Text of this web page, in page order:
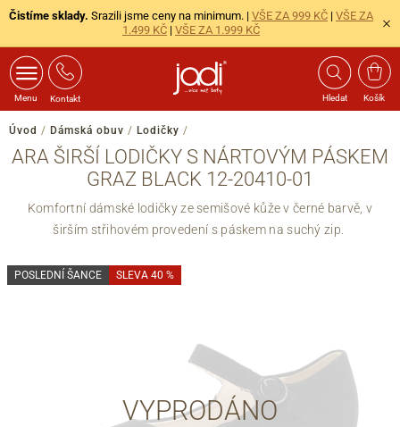
Čistíme sklady. Srazili jsme ceny na minimum. | VŠE ZA 999 KČ | VŠE ZA
1.499 KČ | VŠE ZA 1.999 KČ
Menu Kontakt Hledat Košík
Úvod / Dámská obuv / Lodičky /
ARA ŠIRŠÍ LODIČKY S NÁRTOVÝM PÁSKEM
GRAZ BLACK 12-20410-01
Komfortní dámské lodičky ze semišové kůže v černé barvě, v
širším střihovém provedení s páskem na suchý zip.
VYPRODÁNO
POSLEDNÍ ŠANCE SLEVA 40 %